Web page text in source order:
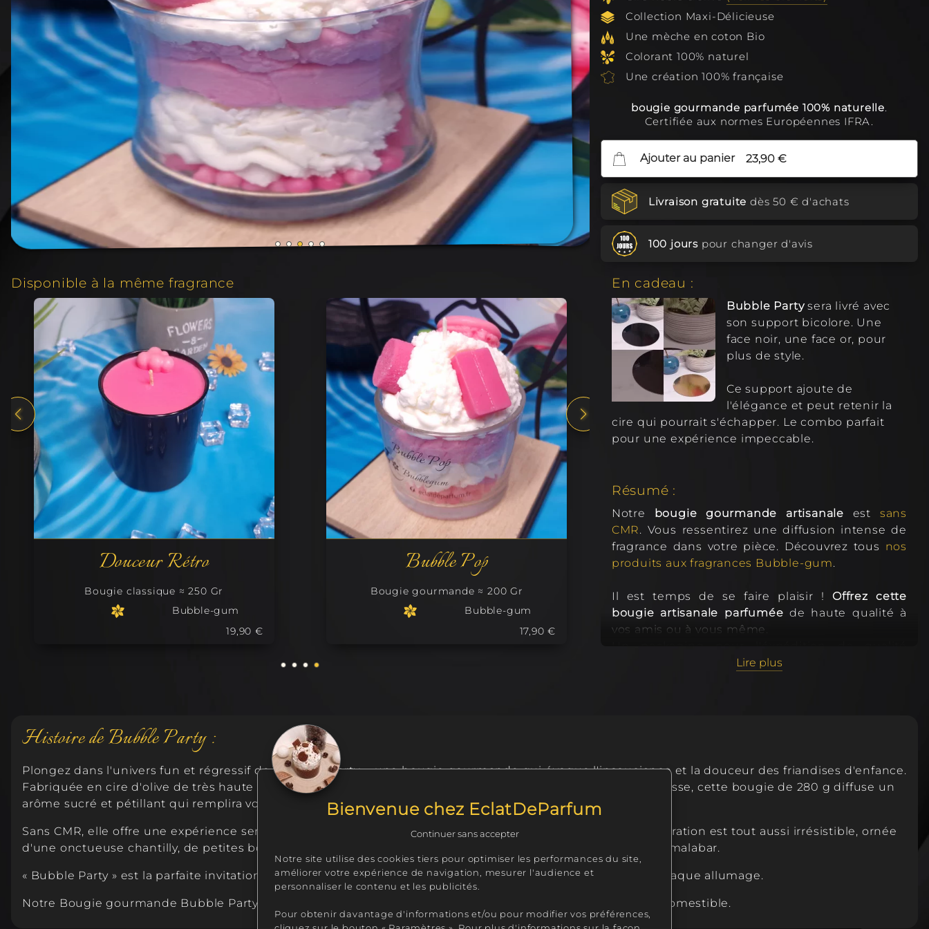
Bougies Parfumées de fêtes. Anniversaires,
St Valentin, Noël..
Collection Maxi-Délicieuse
Une mèche en coton Bio
Colorant 100% naturel
Une création 100% française
bougie gourmande parfumée 100% naturelle.
Certifiée aux normes Européennes IFRA.
Ajouter au panier 23,90 €
Livraison gratuite dès 50 € d'achats
100 jours pour changer d'avis
Disponible à la même fragrance
Bubble Pop
Bougie gourmande ≈ 200 Gr
Bulle D'enfance
Bougie classique ≈ 200 Gr
Bubble-gum
16,90 €
En cadeau :
Bubble Partysera livré avec
son support bicolore. Une
face noir, une face or, pour
plus de style.
Ce support ajoute de
l'élégance et peut retenir la
cire qui pourrait s'échapper. Le combo parfait
pour une expérience impeccable.
Résumé :
Notre bougie gourmande artisanale est sans
CMR. Vous ressentirez une diffusion intense de
fragrance dans votre pièce. Découvrez tous nos
produits aux fragrances Bubble-gum.
Il est temps de se faire plaisir ! Offrez cette
bougie artisanale parfumée de haute qualité à
vos amis ou à vous même.
accompagnera votre cadeau..
Lire plus
Histoire de Bubble Party :
Plongez dans l'univers fun et régressif de « Bubble Party », une bougie gourmande qui évoque l'insouciance et la douceur des friandises d'enfance.
Fabriquée en cire d'olive de très haute qualité et parfumée au bubble-gum 100 % issu des fragrances de Grasse, cette bougie de 280 g diffuse un
arôme sucré et pétillant qui remplira votre intérieur de joie et de nostalgie.
Sans CMR, elle offre une expérience sensorielle à la fois délicate et respectueuse de votre bien-être. Sa décoration est tout aussi irrésistible, ornée
d'une onctueuse chantilly, de petites boules de chewing-gum, d'un charmant macaron et d'une touche de malabar.
« Bubble Party » est la parfaite invitation à un moment de détente sucré, un véritable retour en enfance à chaque allumage.
Notre Bougie gourmande Bubble Party étant du fait main, la création peut varier légèrement. Produit non comestible.
Bienvenue chez EclatDeParfum
Continuer sans accepter
Notre site utilise des cookies tiers pour optimiser les performances du site,
améliorer votre expérience de navigation, mesurer l'audience et
personnaliser le contenu et les publicités.
Pour obtenir davantage d'informations et/ou pour modifier vos préférences,